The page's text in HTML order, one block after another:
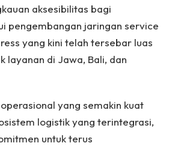
aksesibilitas bagi
pengembangan jaringan service
yang kini telah tersebar luas
layanan di Jawa, Bali, dan
yang semakin kuat
logistik yang terintegrasi,
untuk terus